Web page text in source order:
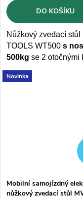
DO KOŠÍKU
Nůžkový zvedací stůl
TOOLS WT500 s
500kg se 2 otočnými
Novinka
Mobilní samojízdný
nůžkový zvedací stůl